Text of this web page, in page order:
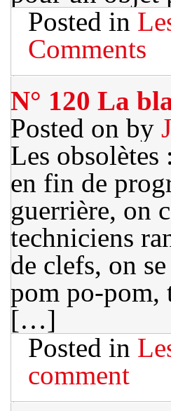
Posted in
Comments
N° 120 La
Posted on by
Les
en fin de
guerrière, on
techniciens
de clefs, on
pom po-pom,
[…]
Posted in
comment